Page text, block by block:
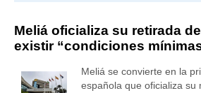
Meliá oficializa su retirada
existir “condiciones
Meliá se convierte en la
española que oficializa su